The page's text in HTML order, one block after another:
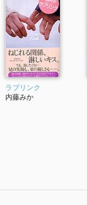
ラブリンク
内藤みか